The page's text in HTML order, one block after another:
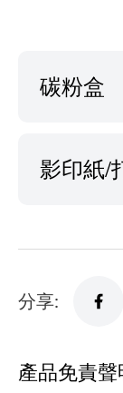
碳粉盒
影印紙/
分享:
產品免責聲